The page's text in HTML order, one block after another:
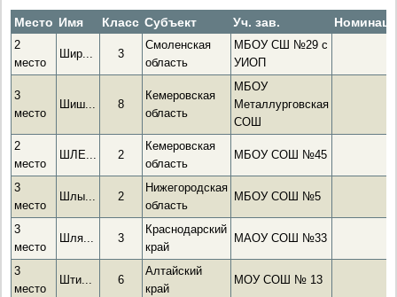
Место Имя Класс Субъект Уч. зав.
2
место
Шир... 3
Смоленская
область
МБОУ СШ №29 с
УИОП
3
место
Шиш... 8
Кемеровская
область
МБОУ
Металлурговская
СОШ
2
место
ШЛЕ... 2
Кемеровская
область
МБОУ СОШ №45
3
место
Шлы... 2
Нижегородская
область
МБОУ СОШ №5
3
место
Шля... 3
Краснодарский
край
МАОУ СОШ №33
3
место
Шти... 6
Алтайский
край
МОУ СОШ № 13